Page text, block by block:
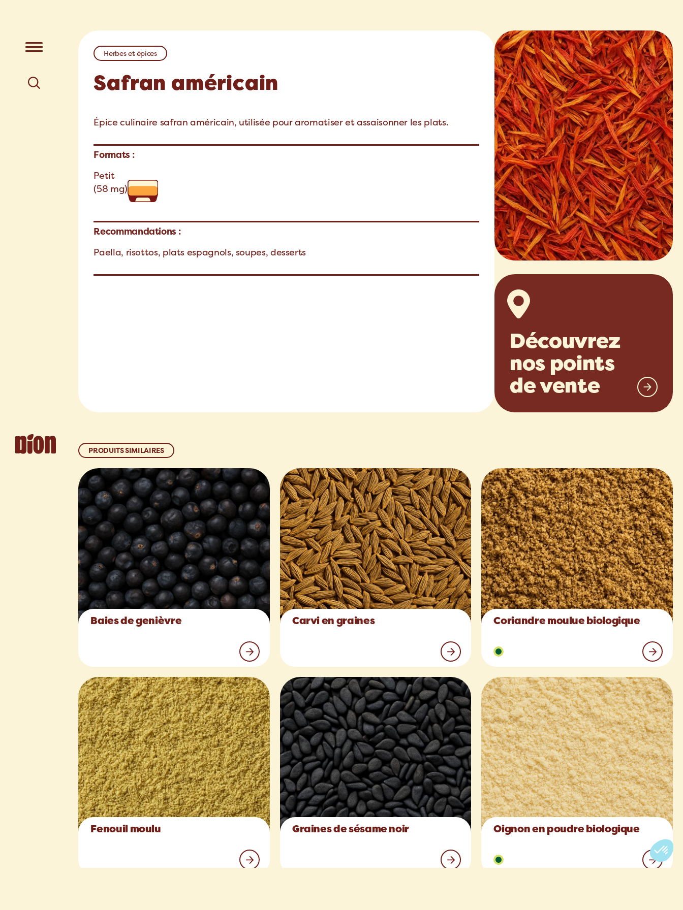
Herbes et épices
Safran américain
Épice culinaire safran américain, utilisée pour aromatiser et assaisonner les plats.
Formats :
Petit
(58 mg)
Recommandations :
Paella, risottos, plats espagnols, soupes, desserts
Découvrez
nos points
de vente
PRODUITS SIMILAIRES
Baies de genièvre Carvi en graines Coriandre moulue biologique
Fenouil moulu Graines de sésame noir Oignon en poudre biologique